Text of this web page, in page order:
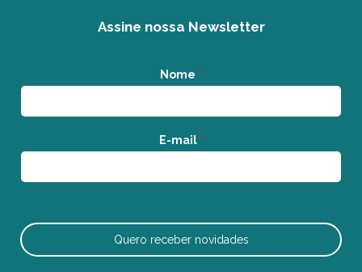
Assine nossa Newsletter
Nome *
E-mail *
Quero receber novidades